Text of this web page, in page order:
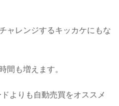
ャレンジするキッカケにもな
間も増えます。
よりも自動売買をオススメ